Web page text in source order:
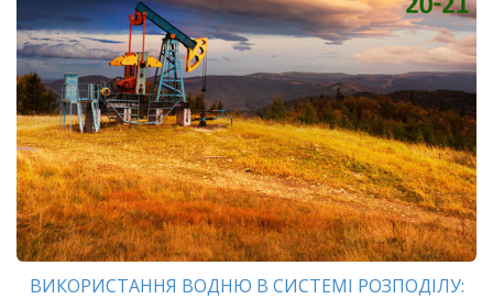
ВИКОРИСТАННЯ ВОДНЮ В СИСТЕМІ РОЗПОДІЛУ: